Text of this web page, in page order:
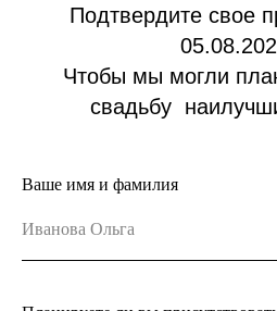
Подтвердите свое
Чтобы мы могли
свадьбу
Ваше имя и фамилия